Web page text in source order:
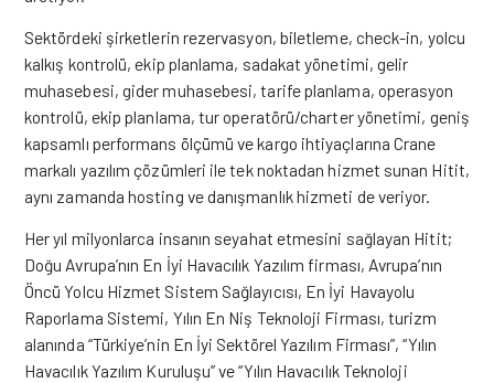
Sektördeki şirketlerin rezervasyon, biletleme, check-in, yolcu
kalkış kontrolü, ekip planlama, sadakat yönetimi, gelir
muhasebesi, gider muhasebesi, tarife planlama, operasyon
kontrolü, ekip planlama, tur operatörü/charter yönetimi, geniş
kapsamlı performans ölçümü ve kargo ihtiyaçlarına Crane
markalı yazılım çözümleri ile tek noktadan hizmet sunan Hitit,
aynı zamanda hosting ve danışmanlık hizmeti de veriyor.
Her yıl milyonlarca insanın seyahat etmesini sağlayan Hitit;
Doğu Avrupa’nın En İyi Havacılık Yazılım firması, Avrupa’nın
Öncü Yolcu Hizmet Sistem Sağlayıcısı, En İyi Havayolu
Raporlama Sistemi, Yılın En Niş Teknoloji Firması, turizm
alanında “Türkiye’nin En İyi Sektörel Yazılım Firması”, “Yılın
Havacılık Yazılım Kuruluşu” ve “Yılın HavacılıkTeknoloji